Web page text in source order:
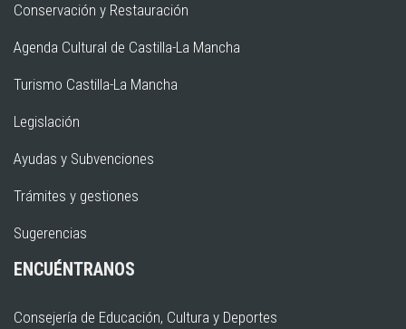
Conservación y Restauración
Agenda Cultural de Castilla-La Mancha
Turismo Castilla-La Mancha
Legislación
Ayudas y Subvenciones
Trámites y gestiones
Sugerencias
ENCUÉNTRANOS
Consejería de Educación, Cultura y Deportes